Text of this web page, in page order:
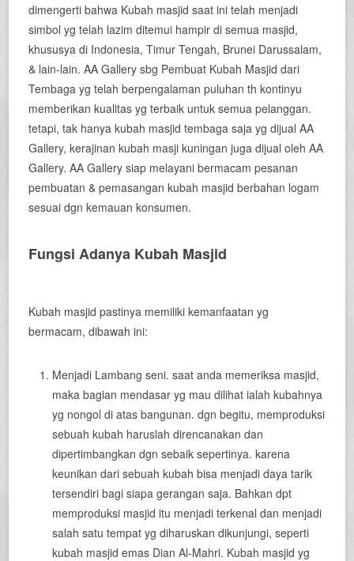
dimengerti bahwa Kubah masjid saat ini telah menjadi
simbol yg telah lazim ditemui hampir di semua masjid,
khususya di Indonesia, Timur Tengah, Brunei Darussalam,
& lain-lain. AA Gallery sbg Pembuat Kubah Masjid dari
Tembaga yg telah berpengalaman puluhan th kontinyu
memberikan kualitas yg terbaik untuk semua pelanggan.
tetapi, tak hanya kubah masjid tembaga saja yg dijual AA
Gallery, kerajinan kubah masji kuningan juga dijual oleh AA
Gallery. AA Gallery siap melayani bermacam pesanan
pembuatan & pemasangan kubah masjid berbahan logam
sesuai dgn kemauan konsumen.
Fungsi Adanya Kubah Masjid
Kubah masjid pastinya memiliki kemanfaatan yg
bermacam, dibawah ini:
Menjadi Lambang seni. saat anda memeriksa masjid,
maka bagian mendasar yg mau dilihat ialah kubahnya
yg nongol di atas bangunan. dgn begitu, memproduksi
sebuah kubah haruslah direncanakan dan
dipertimbangkan dgn sebaik sepertinya. karena
keunikan dari sebuah kubah bisa menjadi daya tarik
tersendiri bagi siapa gerangan saja. Bahkan dpt
memproduksi masjid itu menjadi terkenal dan menjadi
salah satu tempat yg diharuskan dikunjungi, seperti
kubah masjid emas Dian Al-Mahri. Kubah masjid yg